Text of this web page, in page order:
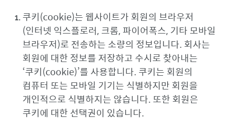
쿠키(cookie)는 웹사이트가 회원의 브라우저
(인터넷 익스플로러, 크롬, 파이어폭스, 기타 모바일
브라우저)로 전송하는 소량의 정보입니다. 회사는
회원에 대한 정보를 저장하고 수시로 찾아내는
‘쿠키(cookie)’를 사용합니다. 쿠키는 회원의
컴퓨터 또는 모바일 기기는 식별하지만 회원을
개인적으로 식별하지는 않습니다. 또한 회원은
쿠키에 대한 선택권이 있습니다.